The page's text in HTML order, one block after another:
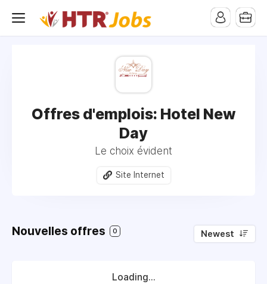
Offres d'emplois: Hotel New
Day
Le choix évident
Site Internet
Nouvelles offres 0 Newest
Loading...